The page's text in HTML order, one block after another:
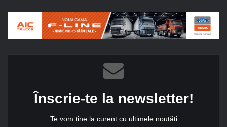
Înscrie-te la newsletter!
Te vom ține la curent cu ultimele noutăți